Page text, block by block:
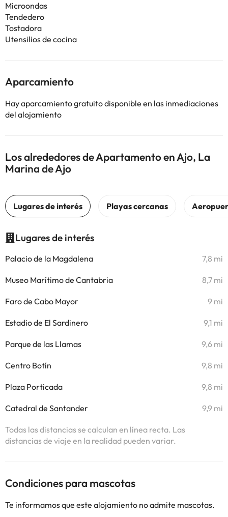
Microondas
Tendedero
Tostadora
Utensilios de cocina
Aparcamiento
Hay aparcamiento gratuito disponible en las inmediaciones
del alojamiento
Los alrededores de Apartamento en Ajo, La
Marina de Ajo
Lugares de interés
Palacio de la Magdalena 7,8 mi
Museo Marítimo de Cantabria 8,7 mi
Faro de Cabo Mayor 9 mi
Estadio de El Sardinero 9,1 mi
Parque de las Llamas 9,6 mi
Centro Botín 9,8 mi
Plaza Porticada 9,8 mi
Catedral de Santander 9,9 mi
Todas las distancias se calculan en línea recta. Las
distancias de viaje en la realidad pueden variar.
Condiciones para mascotas
Te informamos que este alojamiento no admite mascotas.